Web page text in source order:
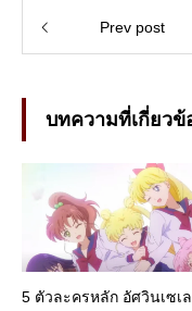
Prev post
บทความที่เกี่ยวข้
5 ตัวละครหลัก อัศวินเซเ